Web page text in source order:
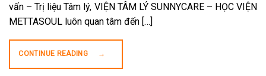
vấn – Trị liệu Tâm lý, VIỆN TÂM LÝ SUNNYCARE – HỌC VIỆN
METTASOUL luôn quan tâm đến […]
CONTINUE READING →